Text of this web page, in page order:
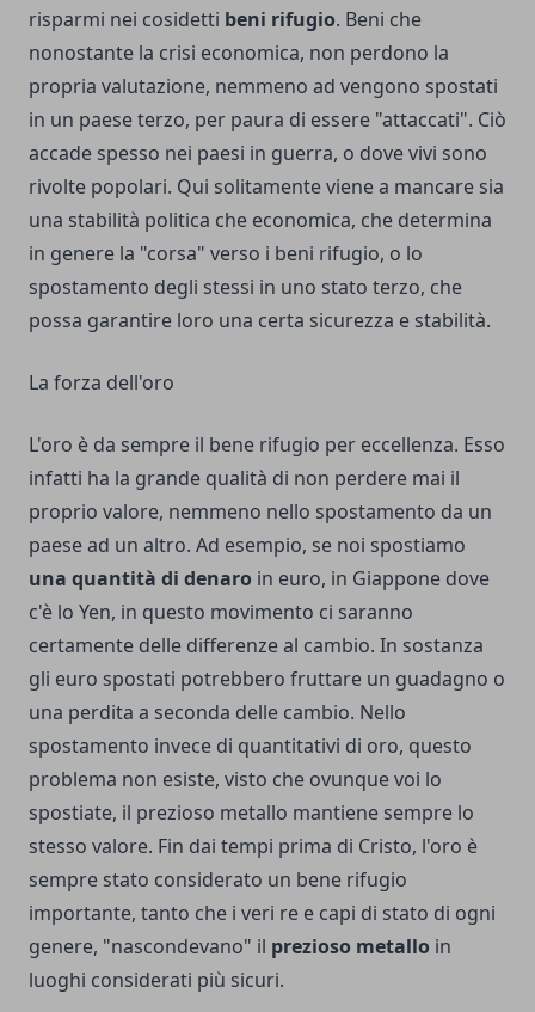
risparmi nei cosidetti beni rifugio. Beni che
nonostante la crisi economica, non perdono la
propria valutazione, nemmeno ad vengono spostati
in un paese terzo, per paura di essere "attaccati". Ciò
accade spesso nei paesi in guerra, o dove vivi sono
rivolte popolari. Qui solitamente viene a mancare sia
una stabilità politica che economica, che determina
in genere la "corsa" verso i beni rifugio, o lo
spostamento degli stessi in uno stato terzo, che
possa garantire loro una certa sicurezza e stabilità.
La forza dell'oro
L'oro è da sempre il bene rifugio per eccellenza. Esso
infatti ha la grande qualità di non perdere mai il
proprio valore, nemmeno nello spostamento da un
paese ad un altro. Ad esempio, se noi spostiamo
una quantità di denaro in euro, in Giappone dove
c'è lo Yen, in questo movimento ci saranno
certamente delle differenze al cambio. In sostanza
gli euro spostati potrebbero fruttare un guadagno o
una perdita a seconda delle cambio. Nello
spostamento invece di quantitativi di oro, questo
problema non esiste, visto che ovunque voi lo
spostiate, il prezioso metallo mantiene sempre lo
stesso valore. Fin dai tempi prima di Cristo, l'oro è
sempre stato considerato un bene rifugio
importante, tanto che i veri re e capi di stato di ogni
genere, "nascondevano" il prezioso metallo in
luoghi considerati più sicuri.